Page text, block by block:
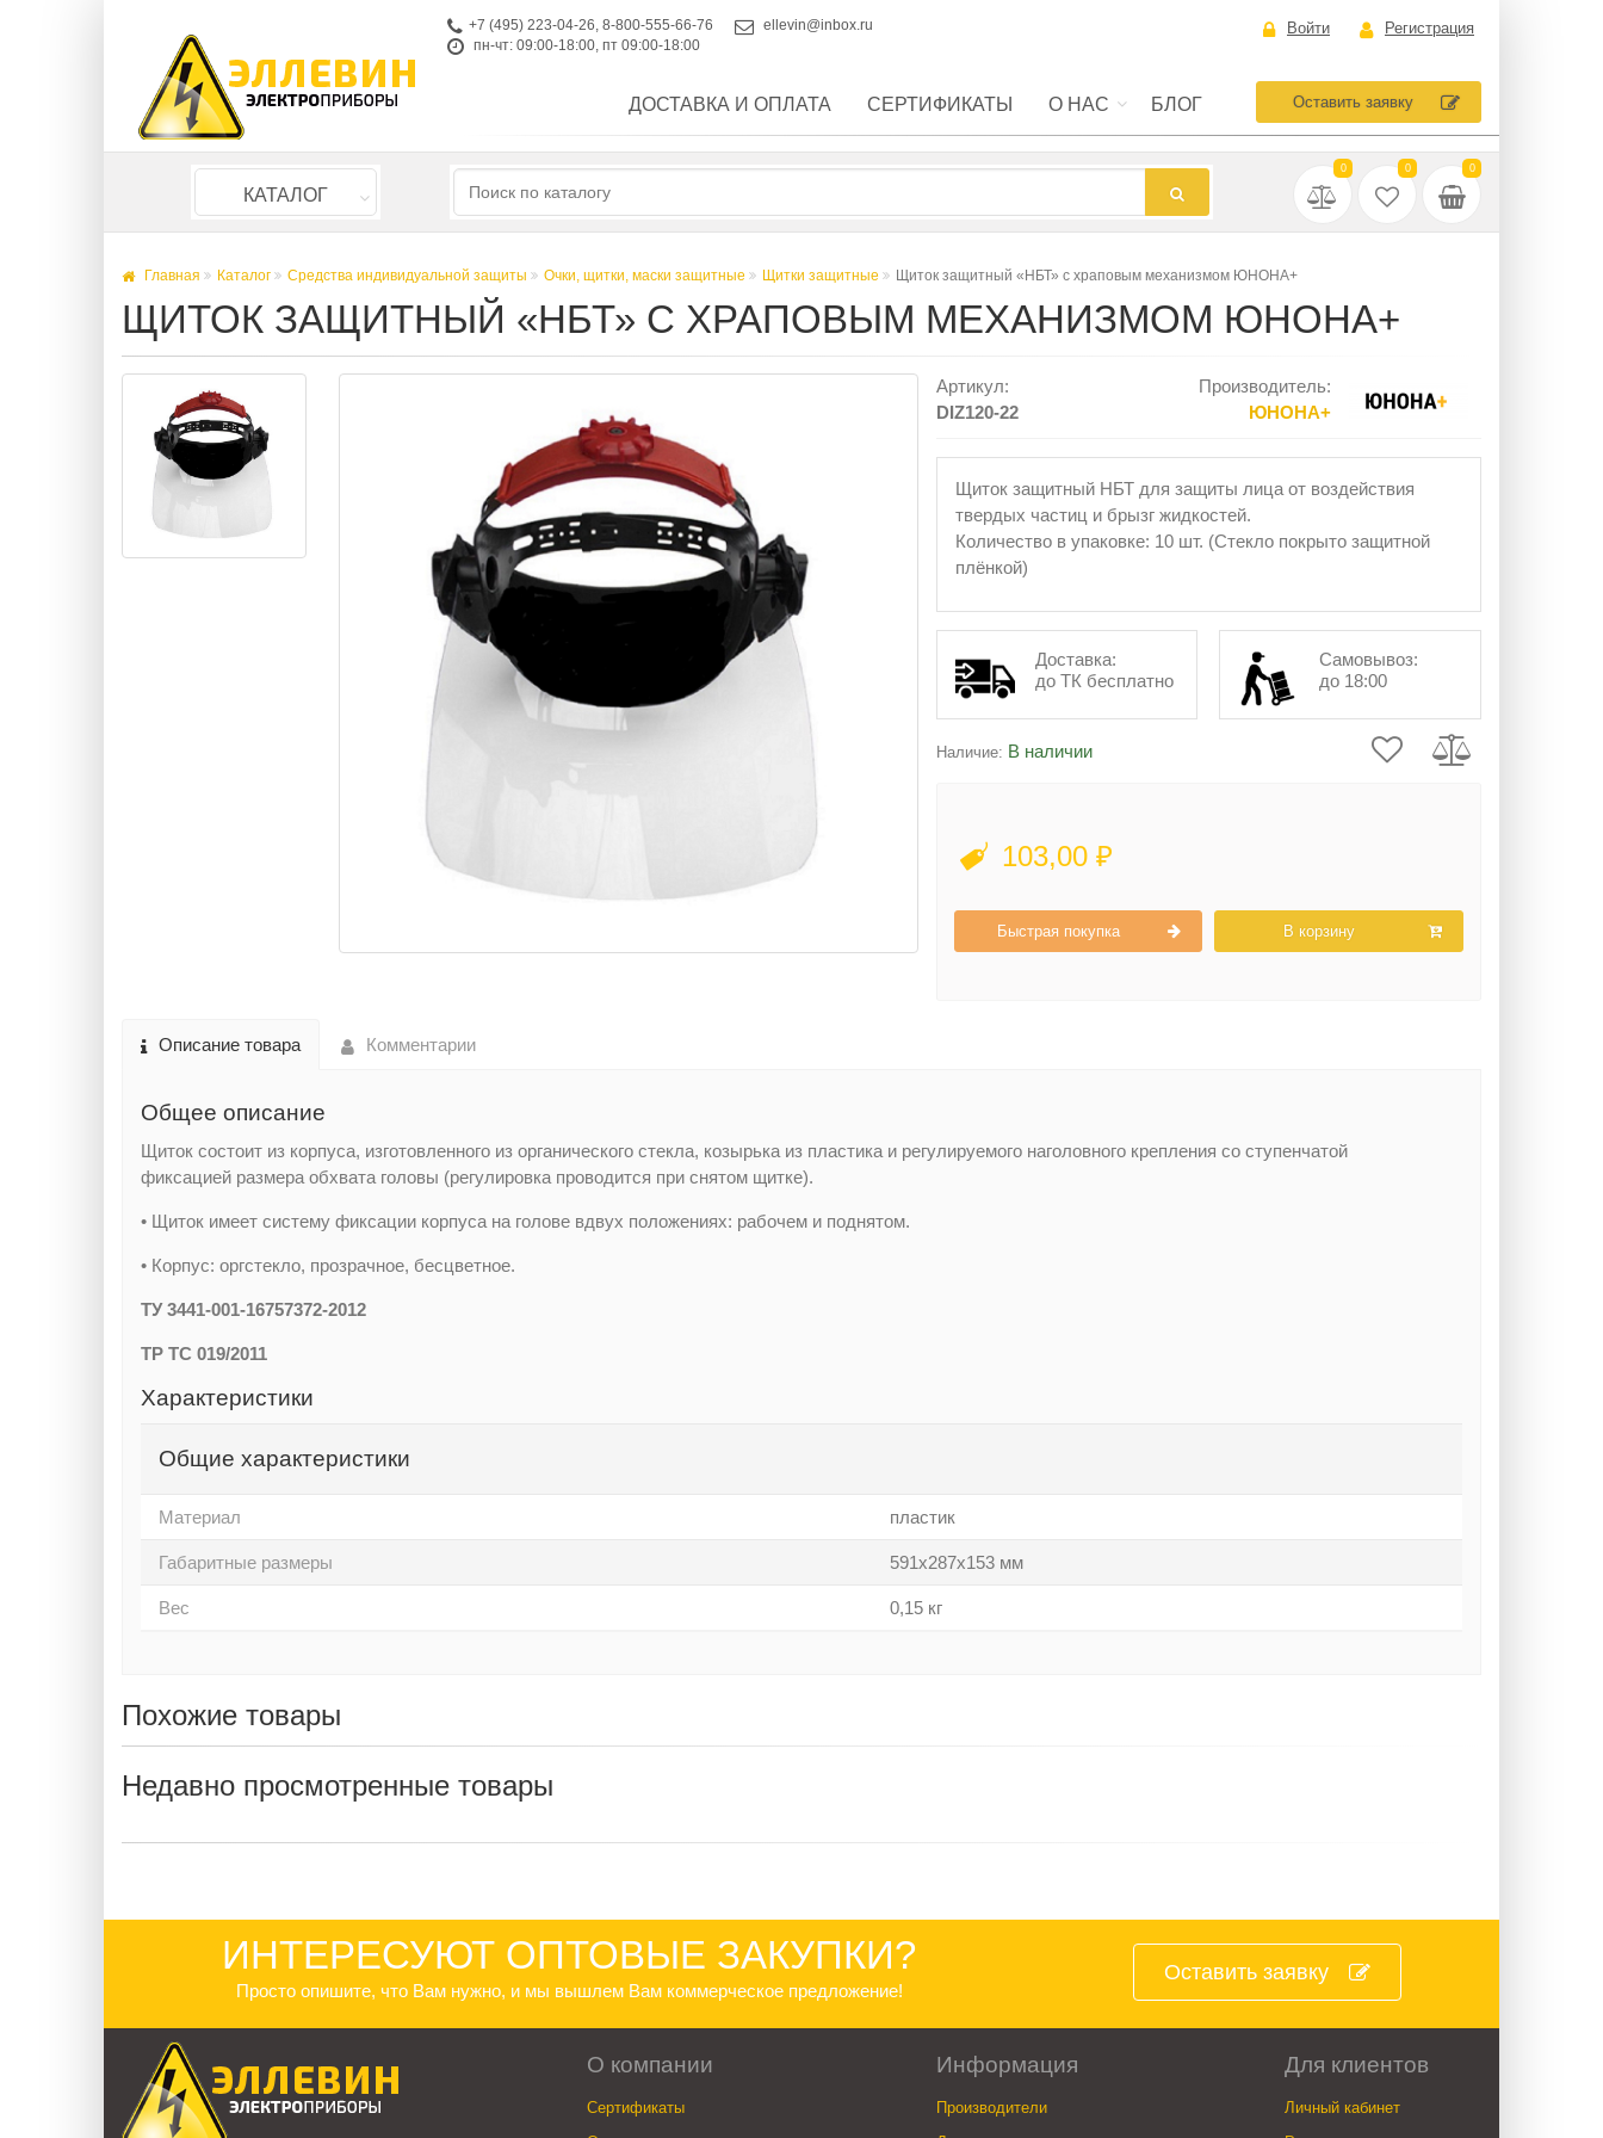
+7 (495) 223-04-26, 8-800-555-66-76
ellevin@inbox.ru
пн-чт: 09:00-18:00, пт 09:00-18:00
Войти Регистрация
ДОСТАВКА И ОПЛАТА СЕРТИФИКАТЫ О НАС БЛОГ Оставить заявку
КАТАЛОГ
0 0 0
Главная Каталог Средства индивидуальной защиты Очки, щитки, маски защитные Щитки защитные Щиток защитный «НБТ» с храповым механизмом ЮНОНА+
ЩИТОК ЗАЩИТНЫЙ «НБТ» С ХРАПОВЫМ МЕХАНИЗМОМ ЮНОНА+
Артикул:
DIZ120-22
Производитель:
ЮНОНА+
Щиток защитный НБТ для защиты лица от воздействия
твердых частиц и брызг жидкостей.
Количество в упаковке: 10 шт. (Стекло покрыто защитной
плёнкой)
Доставка:
до ТК бесплатно
Самовывоз:
до 18:00
Наличие: В наличии
103,00 ₽
Быстрая покупка В корзину
Описание товара Комментарии
Общее описание
Щиток состоит из корпуса, изготовленного из органического стекла, козырька из пластика и регулируемого наголовного крепления со ступенчатой
фиксацией размера обхвата головы (регулировка проводится при снятом щитке).
• Щиток имеет систему фиксации корпуса на голове вдвух положениях: рабочем и поднятом.
• Корпус: оргстекло, прозрачное, бесцветное.
ТУ 3441-001-16757372-2012
ТР ТС 019/2011
Характеристики
Общие характеристики
Материал пластик
Габаритные размеры 591х287х153 мм
Вес 0,15 кг
Похожие товары
Недавно просмотренные товары
ИНТЕРЕСУЮТ ОПТОВЫЕ ЗАКУПКИ?
Просто опишите, что Вам нужно, и мы вышлем Вам коммерческое предложение!
Оставить заявку
О компании
Сертификаты
Информация
Производители
Для клиентов
Личный кабинет